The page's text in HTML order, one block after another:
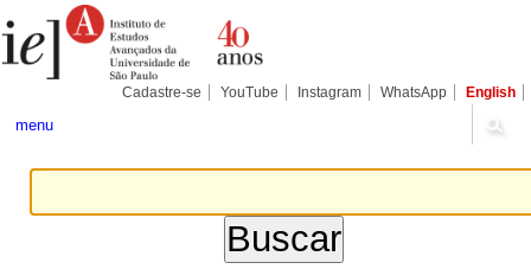
para
conteúdo.
Pessoais
Cadastre-se YouTube Instagram WhatsApp English
menu